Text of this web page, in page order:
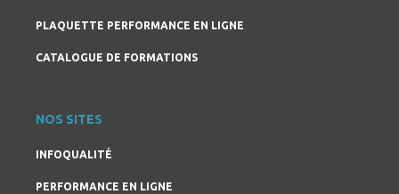
PLAQUETTE PERFORMANCE EN LIGNE
CATALOGUE DE FORMATIONS
NOS SITES
INFOQUALITÉ
PERFORMANCE EN LIGNE